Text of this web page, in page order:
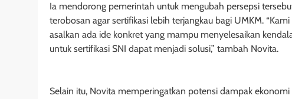
Ia mendorong pemerintah untuk mengubah persepsi
terobosan agar sertifikasi lebih terjangkau bagi UMKM.
asalkan ada ide konkret yang mampu menyelesaikan
untuk sertifikasi SNI dapat menjadi solusi,” tambah Novita.
Selain itu, Novita memperingatkan potensi dampak